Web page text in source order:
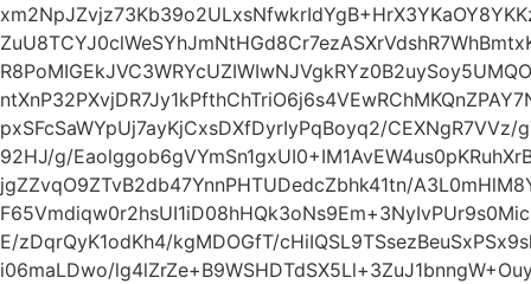
pxSFcSaWYpUj7ayKjCxsDXfDyrIyPqBoyq2/
92HJ/g/
jgZZvqO9ZTvB2db47YnnPHTUDedcZbhk41tn/
E/zDqrQyK1odKh4/kgMDOGfT/
i06maLDwo/